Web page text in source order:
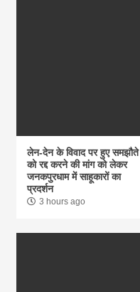
लेन-देन के विवाद पर हुए समझौते
को रद्द करने की मांग को लेकर
जनकपुरधाम में साहूकारों का
प्रदर्शन
3 hours ago